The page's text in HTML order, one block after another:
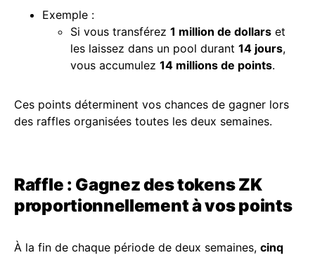
Exemple :
Si vous transférez 1 million de dollars et
les laissez dans un pool durant 14 jours,
vous accumulez 14 millions de points.
Ces points déterminent vos chances de gagner lors
des raffles organisées toutes les deux semaines.
Raffle : Gagnez des tokens ZK
proportionnellement à vos points
À la fin de chaque période de deux semaines, cinq